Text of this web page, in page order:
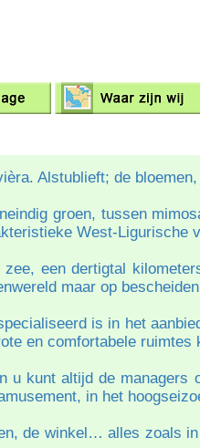
Alstublieft; de
groen, tussen
West-Ligurische
een dertigtal
maar op
is in het
en comfortabele ruimtes
u kunt altijd de
in het
de winkel… alles zoals